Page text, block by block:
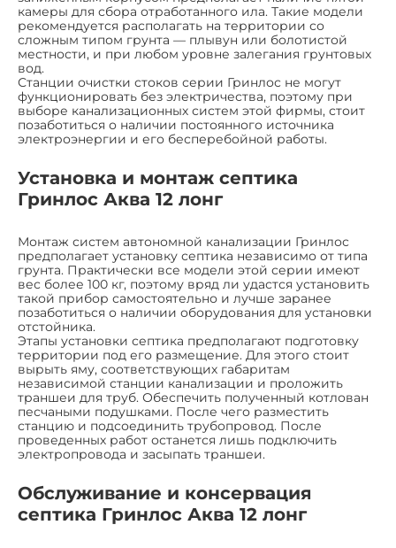
камеры для сбора отработанного ила. Такие модели
рекомендуется располагать на территории со
сложным типом грунта — плывун или болотистой
местности, и при любом уровне залегания грунтовых
вод.
Станции очистки стоков серии Гринлос не могут
функционировать без электричества, поэтому при
выборе канализационных систем этой фирмы, стоит
позаботиться о наличии постоянного источника
электроэнергии и его бесперебойной работы.
Установка и монтаж септика
Гринлос Аква 12 лонг
Монтаж систем автономной канализации Гринлос
предполагает установку септика независимо от типа
грунта. Практически все модели этой серии имеют
вес более 100 кг, поэтому вряд ли удастся установить
такой прибор самостоятельно и лучше заранее
позаботиться о наличии оборудования для установки
отстойника.
Этапы установки септика предполагают подготовку
территории под его размещение. Для этого стоит
вырыть яму, соответствующих габаритам
независимой станции канализации и проложить
траншеи для труб. Обеспечить полученный котлован
песчаными подушками. После чего разместить
станцию и подсоединить трубопровод. После
проведенных работ останется лишь подключить
электропровода и засыпать траншеи.
Обслуживание и консервация
септика Гринлос Аква 12 лонг